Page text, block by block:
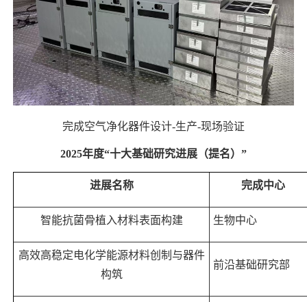
完成空气净化器件设计-生产-现场验证
2025年度“十大基础研究进展（提名）”
进展名称 完成中心
智能抗菌骨植入材料表面构建 生物中心
高效高稳定电化学能源材料创制与器件
构筑
前沿基础研究部